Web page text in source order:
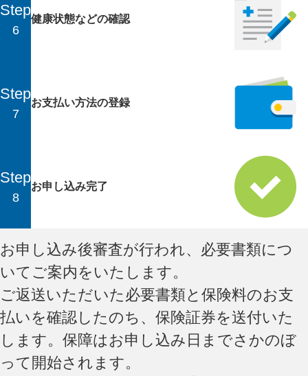
Step
6
健康状態などの確認
Step
7
お支払い方法の登録
Step
8
お申し込み完了
お申し込み後審査が行われ、必要書類につ
いてご案内をいたします。
ご返送いただいた必要書類と保険料のお支
払いを確認したのち、保険証券を送付いた
します。保障はお申し込み日までさかのぼ
って開始されます。